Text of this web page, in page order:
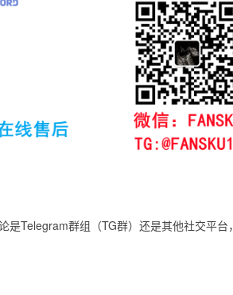
是Telegram群组（TG群）还是其他社交平台